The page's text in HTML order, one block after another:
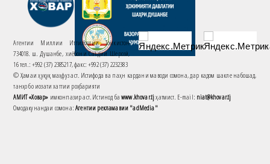
Агентии Миллии Иттилоотии Тоҷикистон
734018. ш. Душанбе, хиёбони Саъдии Шерозӣ,
16 тел.: +992 (37) 2385217, факс: +992 (37) 2232383
© Ҳамаи ҳуқуқ маҳфуз аст. Истифода ва паҳн кардани маводи сомона, дар кадом шакле набошад,
танҳо бо иҷозати хаттии роҳбарияти
АМИТ «Ховар» имконпазир аст. Истинод баwww.khovar.tjҳатмист. E-mail: niat@khovar.tj
Омодакунандаи сомона:Агентии рекламавии "adMedia"